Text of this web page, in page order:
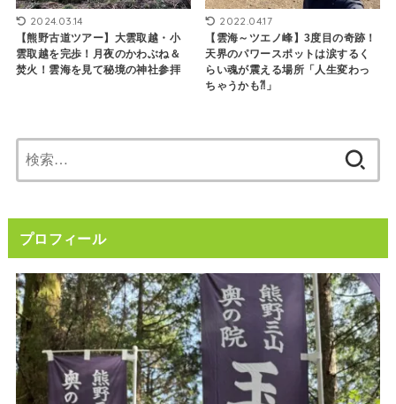
2024.03.14
【熊野古道ツアー】大雲取越・小
雲取越を完歩！月夜のかわぶね＆
焚火！雲海を見て秘境の神社参拝
2022.04.17
【雲海～ツエノ峰】3度目の奇跡！
天界のパワースポットは涙するく
らい魂が震える場所「人生変わっ
ちゃうかも⁈」
索:
プロフィール